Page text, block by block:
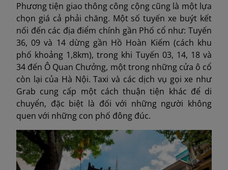
Phương tiện giao thông công cộng cũng là một lựa
chọn giá cả phải chăng. Một số tuyến xe buýt kết
nối đến các địa điểm chính gần Phố cổ như: Tuyến
36, 09 và 14 dừng gần Hồ Hoàn Kiếm (cách khu
phố khoảng 1,8km), trong khi Tuyến 03, 14, 18 và
34 đến Ô Quan Chưởng, một trong những cửa ô cổ
còn lại của Hà Nội. Taxi và các dịch vụ gọi xe như
Grab cung cấp một cách thuận tiện khác để di
chuyển, đặc biệt là đối với những người không
quen với những con phố đông đúc.